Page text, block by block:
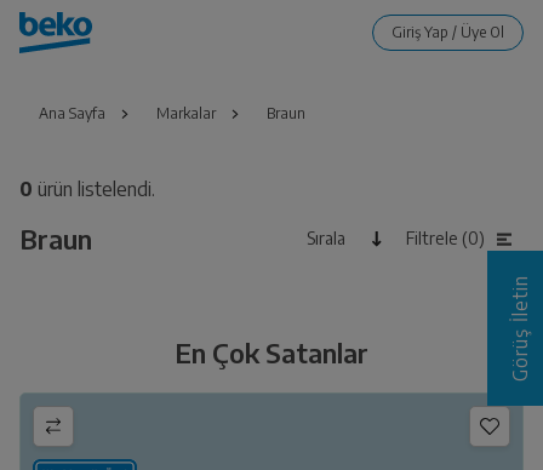
Ana Sayfa Markalar Braun
0 ürün listelendi.
Braun Sırala Filtrele (0)
En Çok Satanlar Görüş İletin